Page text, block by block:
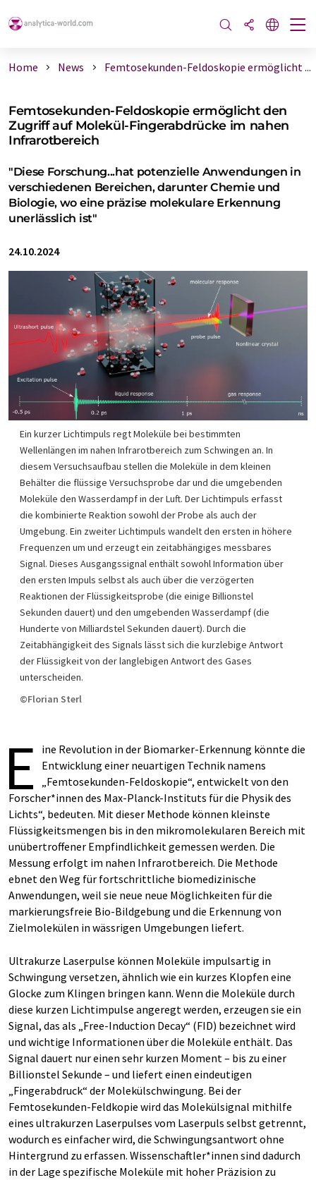
Home News Femtosekunden-Feldoskopie ermöglicht ...
Femtosekunden-Feldoskopie ermöglicht den
Zugriff auf Molekül-Fingerabdrücke im nahen
Infrarotbereich
"Diese Forschung...hat potenzielle Anwendungen in
verschiedenen Bereichen, darunter Chemie und
Biologie, wo eine präzise molekulare Erkennung
unerlässlich ist"
24.10.2024
Ein kurzer Lichtimpuls regt Moleküle bei bestimmten
Wellenlängen im nahen Infrarotbereich zum Schwingen an. In
diesem Versuchsaufbau stellen die Moleküle in dem kleinen
Behälter die flüssige Versuchsprobe dar und die umgebenden
Moleküle den Wasserdampf in der Luft. Der Lichtimpuls erfasst
die kombinierte Reaktion sowohl der Probe als auch der
Umgebung. Ein zweiter Lichtimpuls wandelt den ersten in höhere
Frequenzen um und erzeugt ein zeitabhängiges messbares
Signal. Dieses Ausgangssignal enthält sowohl Information über
den ersten Impuls selbst als auch über die verzögerten
Reaktionen der Flüssigkeitsprobe (die einige Billionstel
Sekunden dauert) und den umgebenden Wasserdampf (die
Hunderte von Milliardstel Sekunden dauert). Durch die
Zeitabhängigkeit des Signals lässt sich die kurzlebige Antwort
der Flüssigkeit von der langlebigen Antwort des Gases
unterscheiden.
©Florian Sterl
E
ine Revolution in der Biomarker-Erkennung könnte die
Entwicklung einer neuartigen Technik namens
„Femtosekunden-Feldoskopie“, entwickelt von den
Forscher*innen des Max-Planck-Instituts für die Physik des
Lichts“, bedeuten. Mit dieser Methode können kleinste
Flüssigkeitsmengen bis in den mikromolekularen Bereich mit
unübertroffener Empfindlichkeit gemessen werden. Die
Messung erfolgt im nahen Infrarotbereich. Die Methode
ebnet den Weg für fortschrittliche biomedizinische
Anwendungen, weil sie neue neue Möglichkeiten für die
markierungsfreie Bio-Bildgebung und die Erkennung von
Zielmolekülen in wässrigen Umgebungen liefert.
Ultrakurze Laserpulse können Moleküle impulsartig in
Schwingung versetzen, ähnlich wie ein kurzes Klopfen eine
Glocke zum Klingen bringen kann. Wenn die Moleküle durch
diese kurzen Lichtimpulse angeregt werden, erzeugen sie ein
Signal, das als „Free-Induction Decay“ (FID) bezeichnet wird
und wichtige Informationen über die Moleküle enthält. Das
Signal dauert nur einen sehr kurzen Moment – bis zu einer
Billionstel Sekunde – und liefert einen eindeutigen
„Fingerabdruck“ der Molekülschwingung. Bei der
Femtosekunden-Feldkopie wird das Molekülsignal mithilfe
eines ultrakurzen Laserpulses vom Laserpuls selbst getrennt,
wodurch es einfacher wird, die Schwingungsantwort ohne
Hintergrund zu erfassen. Wissenschaftler*innen sind dadurch
in der Lage spezifische Moleküle mit hoher Präzision zu